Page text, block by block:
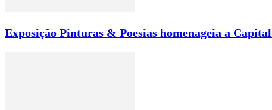
Exposição Pinturas & Poesias homenageia a